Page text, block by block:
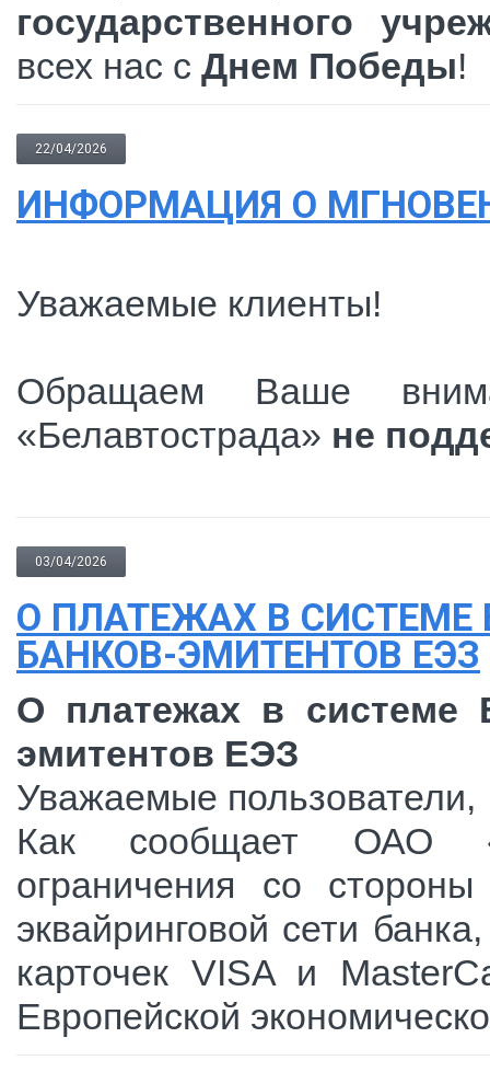
государственного
всех нас с Днем Победы!
22/04/2026
ИНФОРМАЦИЯ О
Уважаемые клиенты!
Обращаем Ваше
«Белавтострада» не
03/04/2026
О ПЛАТЕЖАХ В СИСТЕМЕ
БАНКОВ-ЭМИТЕНТОВ ЕЭЗ
О платежах в системе
эмитентов ЕЭЗ
Уважаемые пользователи,
Как сообщает ОАО
ограничения со
эквайринговой сети
карточек VISA и
Европейской